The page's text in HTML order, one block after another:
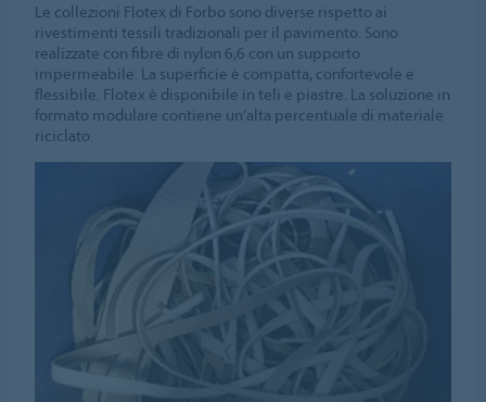
Le collezioni Flotex di Forbo sono diverse rispetto ai
rivestimenti tessili tradizionali per il pavimento. Sono
realizzate con fibre di nylon 6,6 con un supporto
impermeabile. La superficie è compatta, confortevole e
flessibile. Flotex è disponibile in teli e piastre. La soluzione in
formato modulare contiene un’alta percentuale di materiale
riciclato.